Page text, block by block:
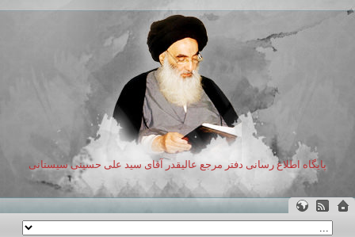
پایگاه اطلاع رسانی دفتر مرجع عالیقدر آقای سید علی حسینی سیستانی